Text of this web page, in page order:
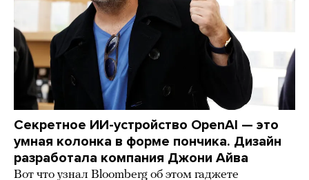
Секретное ИИ-устройство OpenAI — это
умная колонка в форме пончика. Дизайн
разработала компания Джони Айва
Вот что узнал Bloomberg об этом гаджете